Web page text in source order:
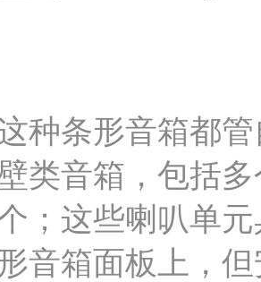
种条形音箱都
类音箱，包括
；这些喇叭单
音箱面板上，